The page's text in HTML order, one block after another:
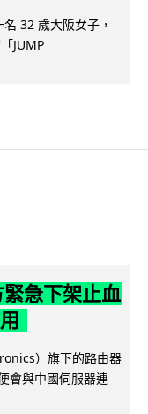
32 歲大阪女子，
JUMP
急下架止血
）旗下的路由器
會與中國伺服器連